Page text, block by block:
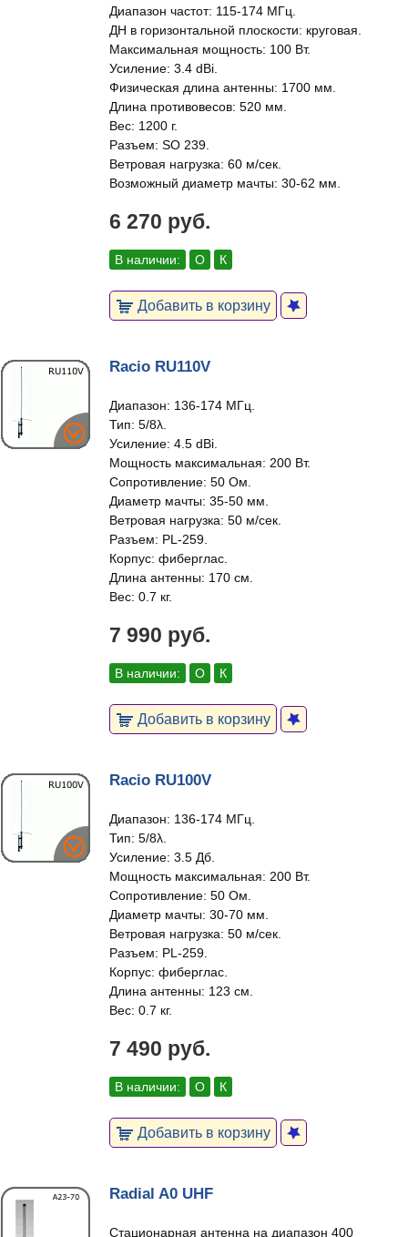
Диапазон частот: 115-174 МГц.
ДН в горизонтальной плоскости: круговая.
Максимальная мощность: 100 Вт.
Усиление: 3.4 dBi.
Физическая длина антенны: 1700 мм.
Длина противовесов: 520 мм.
Вес: 1200 г.
Разъем: SO 239.
Ветровая нагрузка: 60 м/сек.
Возможный диаметр мачты: 30-62 мм.
6 270 руб.
В наличии: О К
Добавить в корзину
Racio RU110V
Диапазон: 136-174 МГц.
Тип: 5/8λ.
Усиление: 4.5 dBi.
Мощность максимальная: 200 Вт.
Сопротивление: 50 Ом.
Диаметр мачты: 35-50 мм.
Ветровая нагрузка: 50 м/сек.
Разъем: PL-259.
Корпус: фиберглас.
Длина антенны: 170 см.
Вес: 0.7 кг.
7 990 руб.
В наличии: О К
Добавить в корзину
Racio RU100V
Диапазон: 136-174 МГц.
Тип: 5/8λ.
Усиление: 3.5 Дб.
Мощность максимальная: 200 Вт.
Сопротивление: 50 Ом.
Диаметр мачты: 30-70 мм.
Ветровая нагрузка: 50 м/сек.
Разъем: PL-259.
Корпус: фиберглас.
Длина антенны: 123 см.
Вес: 0.7 кг.
7 490 руб.
В наличии: О К
Добавить в корзину
Radial A0 UHF
Стационарная антенна на диапазон 400